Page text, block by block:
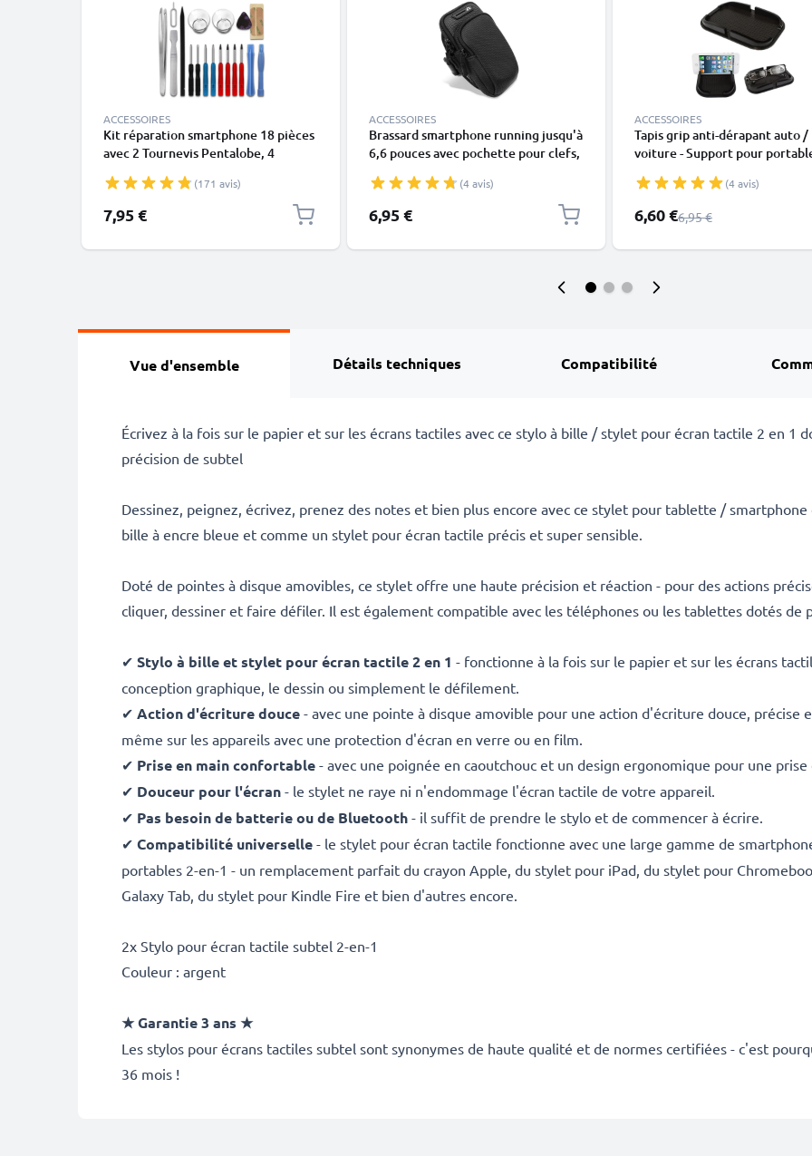
ACCESSOIRES
Kit réparation smartphone 18 pièces
avec 2 Tournevis Pentalobe, 4
& plus | outils réparation pour
téléphone portable Iphone,
Samsung, huawei
(171 avis)
7,95 €
ACCESSOIRES
Brassard smartphone running jusqu'à
6,6 pouces avec pochette pour clefs,
en néoprène noir résistant à l'eau et
à la transpiration
(4 avis)
6,95 €
ACCESSOIRES
Tapis grip anti-dérapant auto /
voiture - Support pour
(4 avis)
Prix spécial
6,60 €Prix normal
6,95 €
Vue d'ensemble Détails techniques Compatibilité
Écrivez à la fois sur le papier et sur les écrans tactiles avec ce stylo à bille / stylet pour écran tactile 2 en 1
précision de subtel
Dessinez, peignez, écrivez, prenez des notes et bien plus encore avec ce stylet pour tablette /
bille à encre bleue et comme un stylet pour écran tactile précis et super sensible.
Doté de pointes à disque amovibles, ce stylet offre une haute précision et réaction - pour des actions
cliquer, dessiner et faire défiler. Il est également compatible avec les téléphones ou les tablettes dotés de
✔ Stylo à bille et stylet pour écran tactile 2 en 1 - fonctionne à la fois sur le papier et sur les écrans
conception graphique, le dessin ou simplement le défilement.
✔ Action d'écriture douce - avec une pointe à disque amovible pour une action d'écriture douce, précise
même sur les appareils avec une protection d'écran en verre ou en film.
✔ Prise en main confortable - avec une poignée en caoutchouc et un design ergonomique pour une
✔ Douceur pour l'écran - le stylet ne raye ni n'endommage l'écran tactile de votre appareil.
✔ Pas besoin de batterie ou de Bluetooth - il suffit de prendre le stylo et de commencer à écrire.
✔ Compatibilité universelle - le stylet pour écran tactile fonctionne avec une large gamme de
portables 2-en-1 - un remplacement parfait du crayon Apple, du stylet pour iPad, du stylet pour
Galaxy Tab, du stylet pour Kindle Fire et bien d'autres encore.
2x Stylo pour écran tactile subtel 2-en-1
Couleur : argent
★ Garantie 3 ans ★
Les stylos pour écrans tactiles subtel sont synonymes de haute qualité et de normes certifiées - c'est
36 mois !